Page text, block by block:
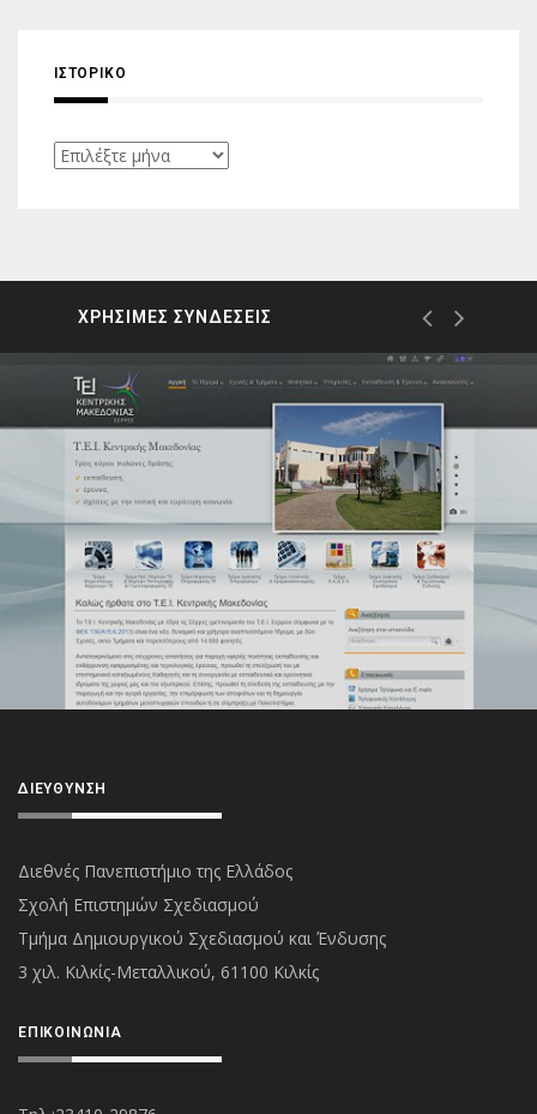
ΙΣΤΟΡΙΚΌ
Ιστορικό
ΧΡΗΣΙΜΕΣ ΣΥΝΔΕΣΕΙΣ
ΔΙΕΎΘΥΝΣΗ
Διεθνές Πανεπιστήμιο της Ελλάδος
Σχολή Επιστημών Σχεδιασμού
Τμήμα Δημιουργικού Σχεδιασμού και Ένδυσης
3 χιλ. Κιλκίς-Μεταλλικού, 61100 Κιλκίς
ΕΠΙΚΟΙΝΩΝΊΑ